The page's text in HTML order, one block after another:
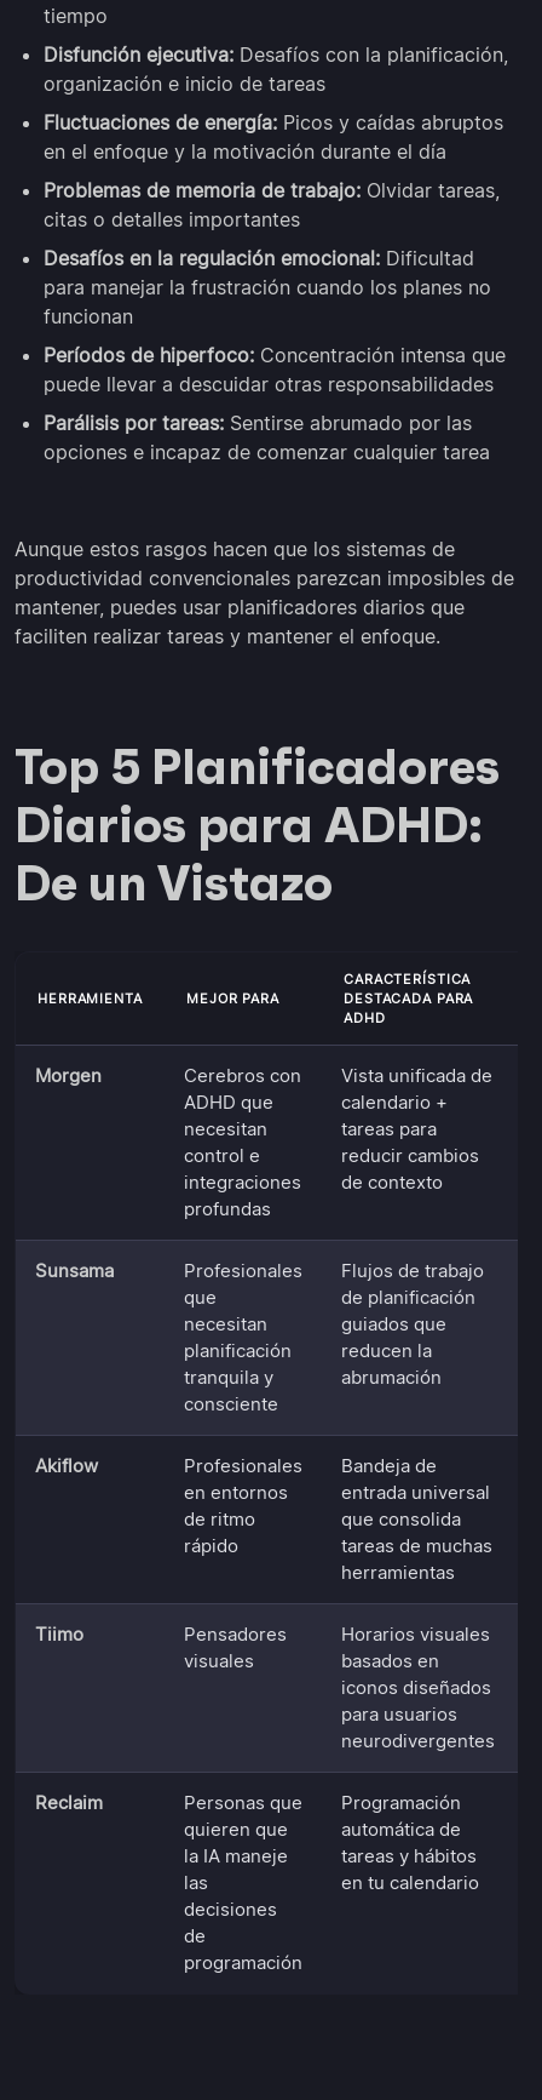
tiempo
Disfunción ejecutiva: Desafíos con la planificación,
organización e inicio de tareas
Fluctuaciones de energía: Picos y caídas abruptos
en el enfoque y la motivación durante el día
Problemas de memoria de trabajo: Olvidar tareas,
citas o detalles importantes
Desafíos en la regulación emocional: Dificultad
para manejar la frustración cuando los planes no
funcionan
Períodos de hiperfoco: Concentración intensa que
puede llevar a descuidar otras responsabilidades
Parálisis por tareas: Sentirse abrumado por las
opciones e incapaz de comenzar cualquier tarea
Aunque estos rasgos hacen que los sistemas de
productividad convencionales parezcan imposibles de
mantener, puedes usar planificadores diarios que
faciliten realizar tareas y mantener el enfoque.
Top 5 Planificadores
Diarios para ADHD:
De un Vistazo
HERRAMIENTA MEJOR PARA
CARACTERÍSTICA
DESTACADA PARA
ADHD
Morgen
Cerebros con
ADHD que
necesitan
control e
integraciones
profundas
Vista unificada de
calendario +
tareas para
reducir cambios
de contexto
Sunsama
Profesionales
que
necesitan
planificación
tranquila y
consciente
Flujos de trabajo
de planificación
guiados que
reducen la
abrumación
Akiflow
Profesionales
en entornos
de ritmo
rápido
Bandeja de
entrada universal
que consolida
tareas de muchas
herramientas
Tiimo
Pensadores
visuales
Horarios visuales
basados en
iconos diseñados
para usuarios
neurodivergentes
Reclaim
Personas que
quieren que
la IA maneje
las
decisiones
de
programación
Programación
automática de
tareas y hábitos
en tu calendario